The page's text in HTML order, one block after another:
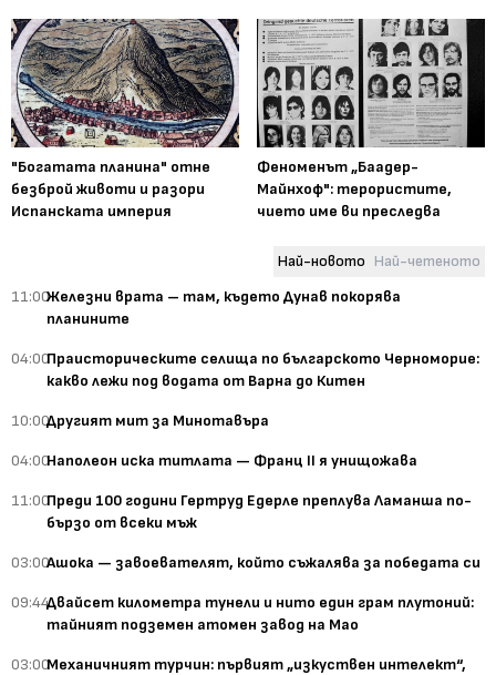
"Богатата планина" отне
безброй животи и разори
Испанската империя
Феноменът „Баадер-
Майнхоф": терористите,
чието име ви преследва
Най-новото Най-четеното
11:00Железни врата – там, където Дунав покорява
планините
04:00Праисторическите селища по българското Черноморие:
какво лежи под водата от Варна до Китен
10:00Другият мит за Минотавъра
04:00Наполеон иска титлата — Франц II я унищожава
11:00Преди 100 години Гертруд Едерле преплува Ламанша по-
бързо от всеки мъж
03:00Ашока — завоевателят, който съжалява за победата си
09:44Двайсет километра тунели и нито един грам плутоний:
тайният подземен атомен завод на Мао
03:00Механичният турчин: първият „изкуствен интелект“,